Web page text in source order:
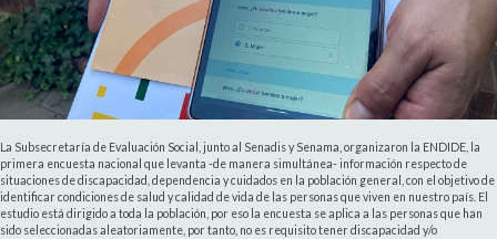
La Subsecretaría de Evaluación Social, junto al Senadis y Senama, organizaron la ENDIDE, la
primera encuesta nacional que levanta -de manera simultánea- información respecto de
situaciones de discapacidad, dependencia y cuidados en la población general, con el objetivo de
identificar condiciones de salud y calidad de vida de las personas que viven en nuestro país. El
estudio está dirigido a toda la población, por eso la encuesta se aplica a las personas que han
sido seleccionadas aleatoriamente, por tanto, no es requisito tener discapacidad y/o